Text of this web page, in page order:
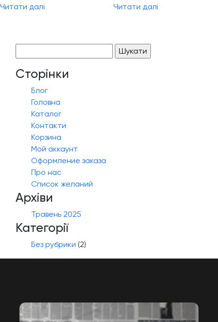
Читати далі Читати далі
Сторінки
Блог
Головна
Каталог
Контакти
Корзина
Мой аккаунт
Оформление заказа
Про нас
Список желаний
Архіви
Травень 2025
Категорії
Без рубрики (2)